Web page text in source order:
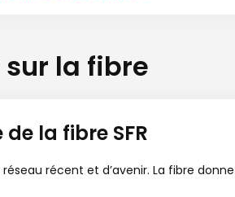
la fibre
la fibre SFR
réseau récent et d’avenir. La fibre